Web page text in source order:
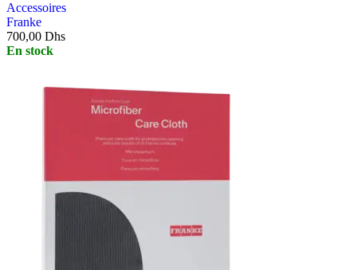
Accessoires
Franke
700,00 Dhs
En stock